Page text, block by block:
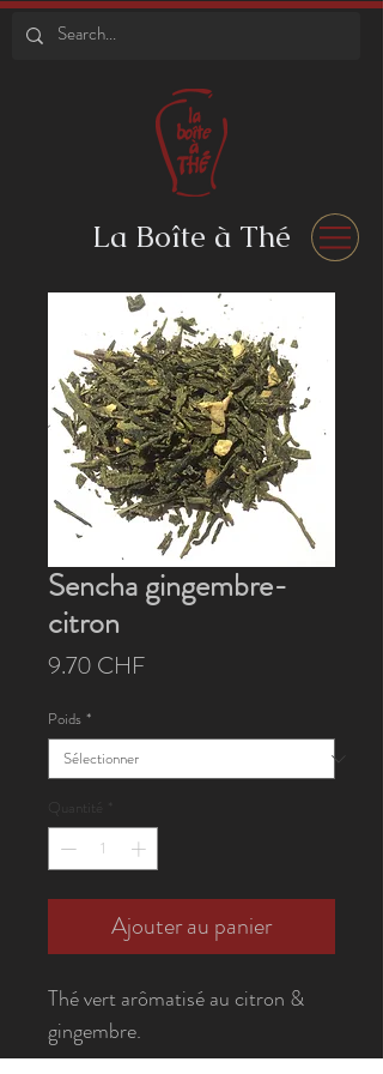
La Boîte à Thé
Sencha gingembre-
citron
9.70 CHFPrix
Poids *
Ajouter au panier
Thé vert arômatisé au citron &
gingembre.